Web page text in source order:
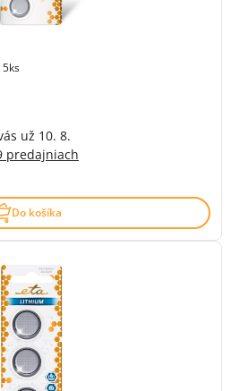
5ks
už 10. 8.
predajniach
Do košíka